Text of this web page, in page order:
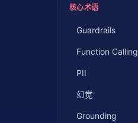
核心术语
Guardrails
Function Calling
PII
幻觉
Grounding